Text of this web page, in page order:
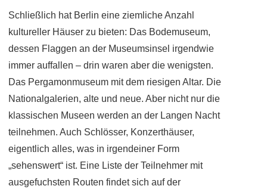
Schließlich hat Berlin eine ziemliche Anzahl
kultureller Häuser zu bieten: Das Bodemuseum,
dessen Flaggen an der Museumsinsel irgendwie
immer auffallen – drin waren aber die wenigsten.
Das Pergamonmuseum mit dem riesigen Altar. Die
Nationalgalerien, alte und neue. Aber nicht nur die
klassischen Museen werden an der Langen Nacht
teilnehmen. Auch Schlösser, Konzerthäuser,
eigentlich alles, was in irgendeiner Form
„sehenswert“ ist. Eine Liste der Teilnehmer mit
ausgefuchsten Routen findet sich auf der